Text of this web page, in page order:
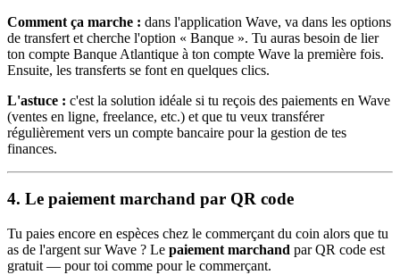
Comment ça marche : dans l'application Wave, va dans les options
de transfert et cherche l'option « Banque ». Tu auras besoin de lier
ton compte Banque Atlantique à ton compte Wave la première fois.
Ensuite, les transferts se font en quelques clics.
L'astuce : c'est la solution idéale si tu reçois des paiements en Wave
(ventes en ligne, freelance, etc.) et que tu veux transférer
régulièrement vers un compte bancaire pour la gestion de tes
finances.
4. Le paiement marchand par QR code
Tu paies encore en espèces chez le commerçant du coin alors que tu
as de l'argent sur Wave ? Le paiement marchand par QR code est
gratuit — pour toi comme pour le commerçant.